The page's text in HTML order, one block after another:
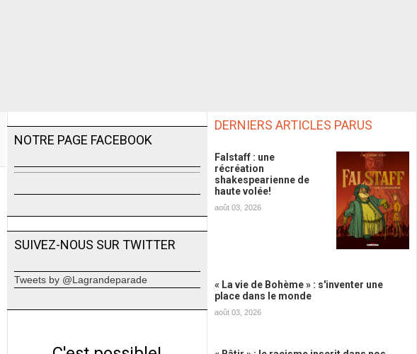
NOTRE PAGE FACEBOOK
SUIVEZ-NOUS SUR TWITTER
Tweets by @Lagrandeparade
DERNIERS ARTICLES PARUS
Falstaff : une
récréation
shakespearienne de
haute volée!
août 03, 2026
« La vie de Bohème » : s'inventer une
place dans le monde
août 03, 2026